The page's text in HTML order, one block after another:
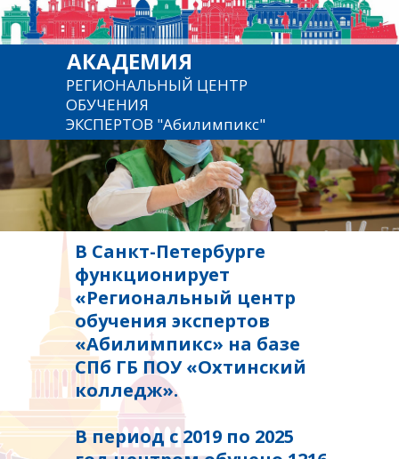
РЕГИОНАЛЬНЫЙ ЦЕНТР
ОБУЧЕНИЯ
ЭКСПЕРТОВ "Абилимпикс"
АКАДЕМИЯ
В Санкт-Петербурге
функционирует
«Региональный центр
обучения экспертов
«Абилимпикс» на базе
СПб ГБ ПОУ «Охтинский
колледж».
В период с 2019 по 2025